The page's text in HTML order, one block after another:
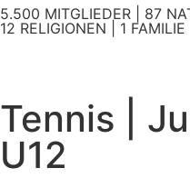
5.500 MITGLIEDER | 87
12 RELIGIONEN | 1 FAMILIE
Tennis |
U12